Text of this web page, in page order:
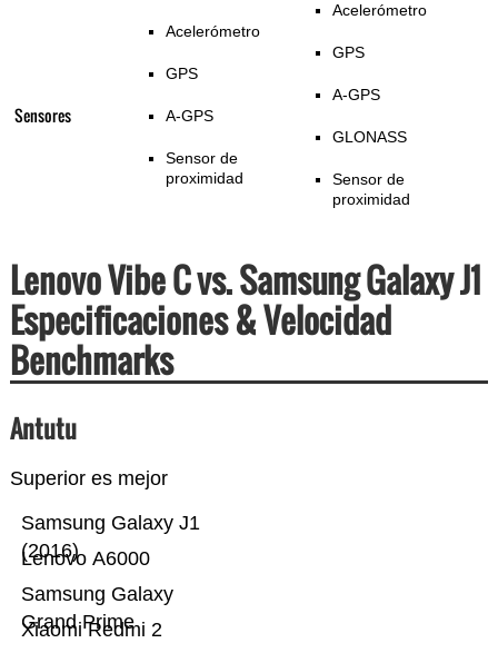
Sensores
Acelerómetro
GPS
A-GPS
Sensor de
proximidad
Acelerómetro
GPS
A-GPS
GLONASS
Sensor de
proximidad
Lenovo Vibe C vs. Samsung Galaxy J1
Especificaciones & Velocidad
Benchmarks
Antutu
Superior es mejor
Xiaomi Redmi 2
Samsung Galaxy
Grand Prime
Lenovo A6000
Samsung Galaxy J1
(2016)